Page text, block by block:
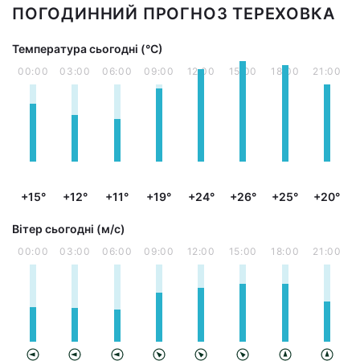
ПОГОДИННИЙ ПРОГНОЗ ТЕРЕХОВКА
Температура сьогодні (°С)
00:00
+15°
03:00
+12°
06:00
+11°
09:00
+19°
12:00
+24°
15:00
+26°
18:00
+25°
21:00
+20°
Вітер сьогодні (м/с)
00:00 03:00 06:00 09:00 12:00 15:00 18:00 21:00